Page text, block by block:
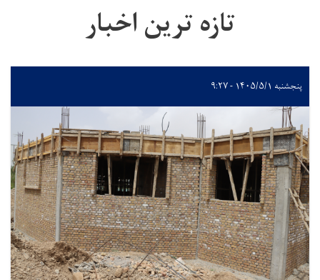
تازه ترین اخبار
پنجشنبه ۱۴۰۵/۵/۱ - ۹:۲۷